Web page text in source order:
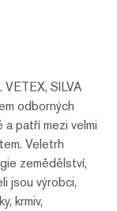
SILVA
odborných
patří mezi velmi
Veletrh
zemědělství,
jsou výrobci,
krmiv,